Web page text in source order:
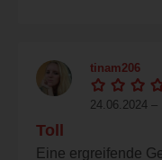
tinam206
24.06.2024 –
Toll
Eine ergreifende